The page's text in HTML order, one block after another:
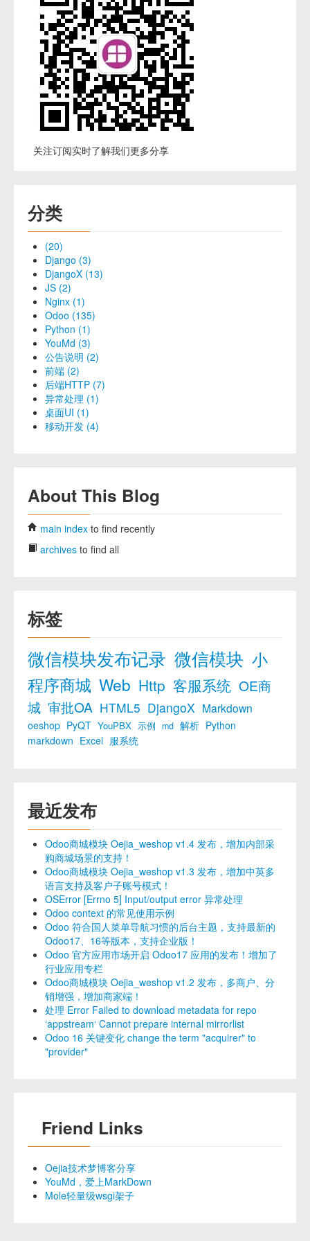
关注订阅实时了解我们更多分享
分类
(20)
Django (3)
DjangoX (13)
JS (2)
Nginx (1)
Odoo (135)
Python (1)
YouMd (3)
公告说明 (2)
前端 (2)
后端HTTP (7)
异常处理 (1)
桌面UI (1)
移动开发 (4)
About This Blog
main index to find recently
archives to find all
标签
微信模块发布记录 微信模块 小
程序商城 Web Http 客服系统 OE商
城 审批OA HTML5 DjangoX Markdown
oeshop PyQT YouPBX 示例 md 解析 Python
markdown Excel 服系统
最近发布
Odoo商城模块 Oejia_weshop v1.4 发布，增加内部采
购商城场景的支持！
Odoo商城模块 Oejia_weshop v1.3 发布，增加中英多
语言支持及客户子账号模式！
OSError [Errno 5] Input/output error 异常处理
Odoo context 的常见使用示例
Odoo 符合国人菜单导航习惯的后台主题，支持最新的
Odoo17、16等版本，支持企业版！
Odoo 官方应用市场开启 Odoo17 应用的发布！增加了
行业应用专栏
Odoo商城模块 Oejia_weshop v1.2 发布，多商户、分
销增强，增加商家端！
处理 Error Failed to download metadata for repo
‘appstream‘ Cannot prepare internal mirrorlist
Odoo 16 关键变化 change the term "acquirer" to
"provider"
Friend Links
Oejia技术梦博客分享
YouMd，爱上MarkDown
Mole轻量级wsgi架子